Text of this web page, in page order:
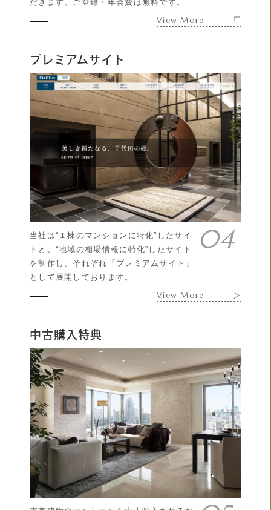
だきます。ご登録・年会費は無料です。
View More
プレミアムサイト
当社は“１棟のマンションに特化”したサイ
トと、“地域の相場情報に特化”したサイト
を制作し、それぞれ「プレミアムサイト」
として展開しております。
View More ＞
中古購入特典